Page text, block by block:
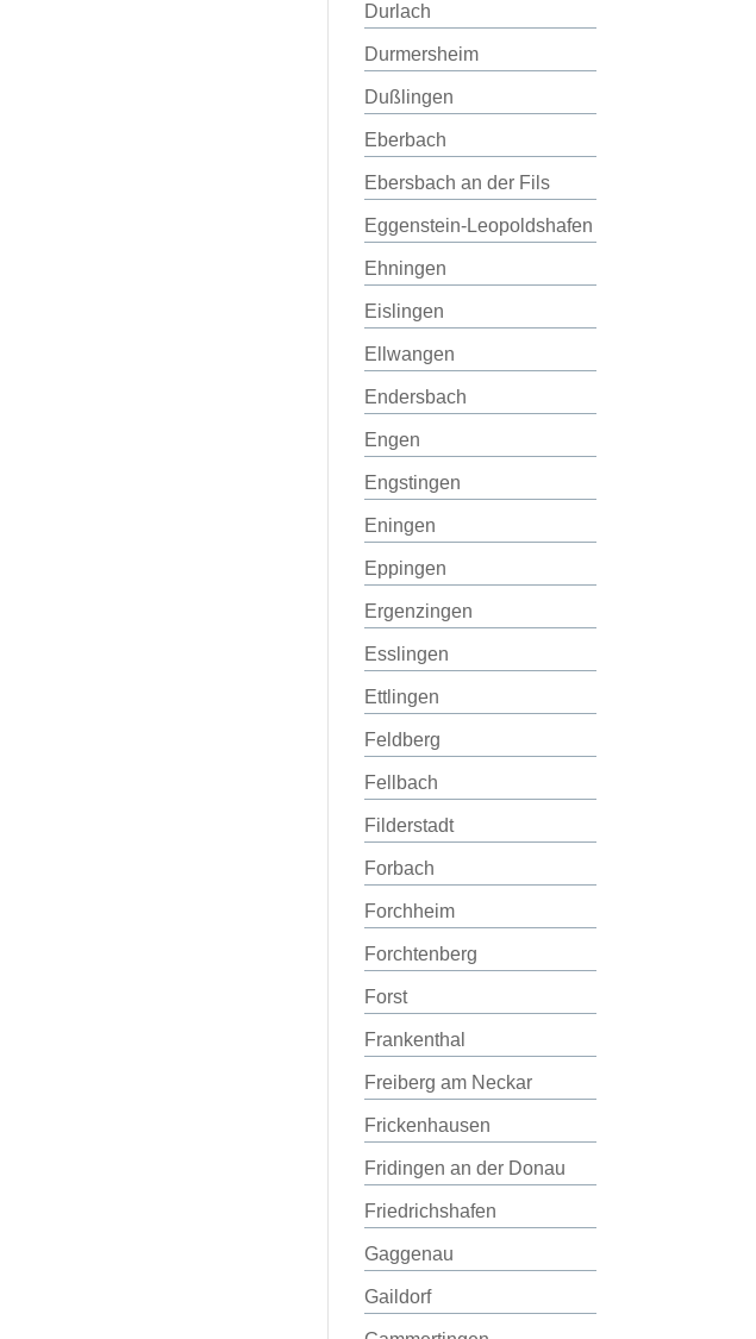
Durlach
Durmersheim
Dußlingen
Eberbach
Ebersbach an der Fils
Eggenstein-Leopoldshafen
Ehningen
Eislingen
Ellwangen
Endersbach
Engen
Engstingen
Eningen
Eppingen
Ergenzingen
Esslingen
Ettlingen
Feldberg
Fellbach
Filderstadt
Forbach
Forchheim
Forchtenberg
Forst
Frankenthal
Freiberg am Neckar
Frickenhausen
Fridingen an der Donau
Friedrichshafen
Gaggenau
Gaildorf